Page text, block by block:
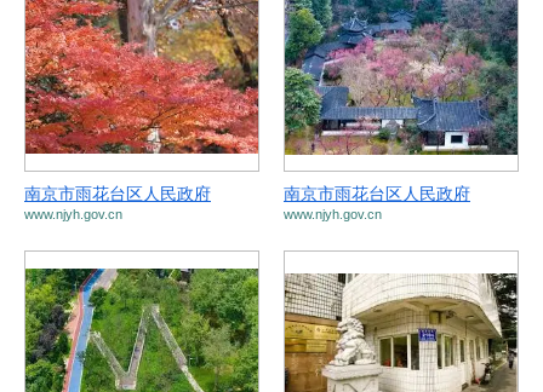
南京市雨花台区人民政府
www.njyh.gov.cn
南京市雨花台区人民政府
www.njyh.gov.cn